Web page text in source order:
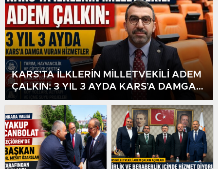
KARS’TA İLKLERİN MİLLETVEKİLİ ADEM
ÇALKIN: 3 YIL 3 AYDA KARS’A DAMGA
VURAN HİZMETLER